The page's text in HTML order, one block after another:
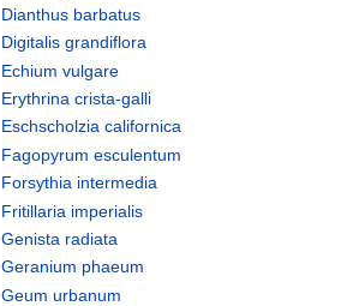
Dianthus barbatus
Digitalis grandiflora
Echium vulgare
Erythrina crista-galli
Eschscholzia californica
Fagopyrum esculentum
Forsythia intermedia
Fritillaria imperialis
Genista radiata
Geranium phaeum
Geum urbanum